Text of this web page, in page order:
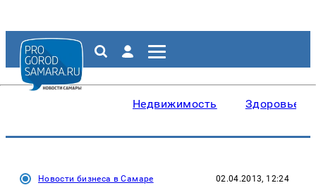
Недвижимость Здоровье
Новости бизнеса в Самаре 02.04.2013, 12:24